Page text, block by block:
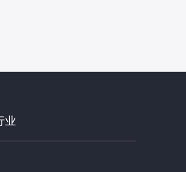
业